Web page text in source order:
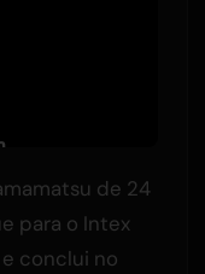
de 24
para o Intex
conclui no